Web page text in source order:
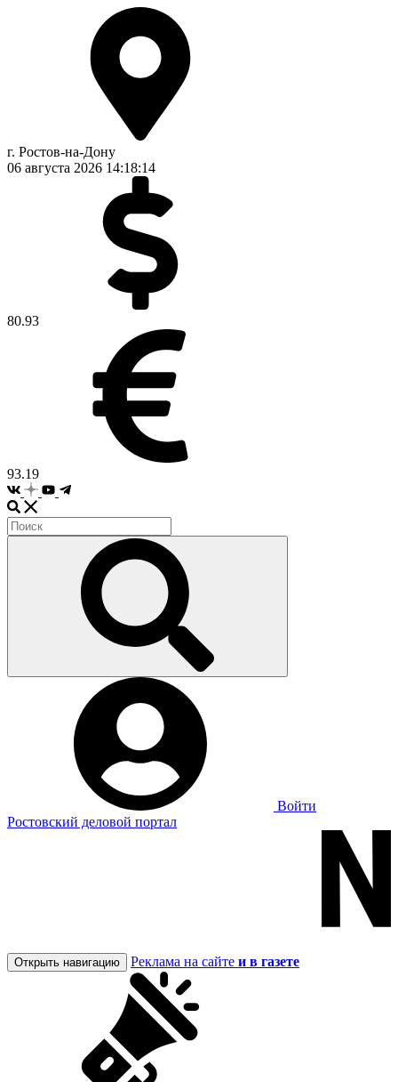
г. Ростов-на-Дону
06 августа 2026 14:18:14
80.93
93.19
Войти
Ростовский деловой портал
Открыть навигацию Реклама на сайте и в газете